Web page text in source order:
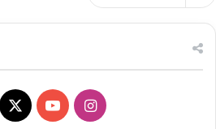
X YouTubeInstagram